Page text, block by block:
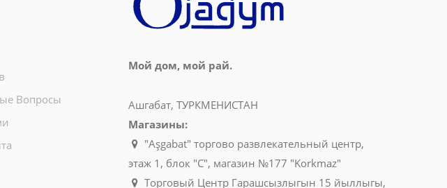
Вопросы
Мой дом, мой рай.
Ашгабат, ТУРКМЕНИСТАН
Магазины:
"Aşgabat" торгово развлекательный центр,
этаж 1, блок "C", магазин №177 "Korkmaz"
Торговый Центр Гарашсызлыгын 15 йыллыгы,